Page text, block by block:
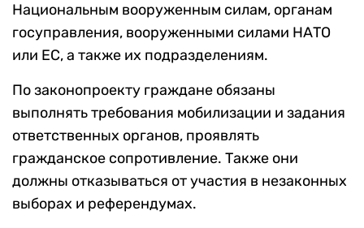
Национальным вооруженным силам, органам
госуправления, вооруженными силами НАТО
или ЕС, а также их подразделениям.
По законопроекту граждане обязаны
выполнять требования мобилизации и задания
ответственных органов, проявлять
гражданское сопротивление. Также они
должны отказываться от участия в незаконных
выборах и референдумах.